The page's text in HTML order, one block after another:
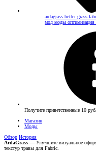
ardagrass better grass
мод моды оптимизация
Получите приветственные 10
Магазин
Моды
Обзор История
ArdaGrass — Улучшите визуальное
текстур травы для Fabric.